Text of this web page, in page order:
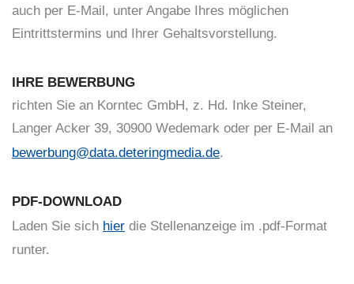
auch per E-Mail, unter Angabe Ihres möglichen
Eintrittstermins und Ihrer Gehaltsvorstellung.
IHRE BEWERBUNG
richten Sie an Korntec GmbH, z. Hd. Inke Steiner,
Langer Acker 39, 30900 Wedemark oder per E-Mail an
bewerbung@data.deteringmedia.de.
PDF-DOWNLOAD
Laden Sie sich hier die Stellenanzeige im .pdf-Format
runter.